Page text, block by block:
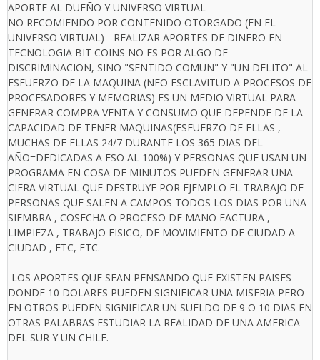
APORTE AL DUEÑO Y UNIVERSO VIRTUAL
NO RECOMIENDO POR CONTENIDO OTORGADO (EN EL
UNIVERSO VIRTUAL) - REALIZAR APORTES DE DINERO EN
TECNOLOGIA BIT COINS NO ES POR ALGO DE
DISCRIMINACION, SINO "SENTIDO COMUN" Y "UN DELITO" AL
ESFUERZO DE LA MAQUINA (NEO ESCLAVITUD A PROCESOS DE
PROCESADORES Y MEMORIAS) ES UN MEDIO VIRTUAL PARA
GENERAR COMPRA VENTA Y CONSUMO QUE DEPENDE DE LA
CAPACIDAD DE TENER MAQUINAS(ESFUERZO DE ELLAS ,
MUCHAS DE ELLAS 24/7 DURANTE LOS 365 DIAS DEL
AÑO=DEDICADAS A ESO AL 100%) Y PERSONAS QUE USAN UN
PROGRAMA EN COSA DE MINUTOS PUEDEN GENERAR UNA
CIFRA VIRTUAL QUE DESTRUYE POR EJEMPLO EL TRABAJO DE
PERSONAS QUE SALEN A CAMPOS TODOS LOS DIAS POR UNA
SIEMBRA , COSECHA O PROCESO DE MANO FACTURA ,
LIMPIEZA , TRABAJO FISICO, DE MOVIMIENTO DE CIUDAD A
CIUDAD , ETC, ETC.
-LOS APORTES QUE SEAN PENSANDO QUE EXISTEN PAISES
DONDE 10 DOLARES PUEDEN SIGNIFICAR UNA MISERIA PERO
EN OTROS PUEDEN SIGNIFICAR UN SUELDO DE 9 O 10 DIAS EN
OTRAS PALABRAS ESTUDIAR LA REALIDAD DE UNA AMERICA
DEL SUR Y UN CHILE.